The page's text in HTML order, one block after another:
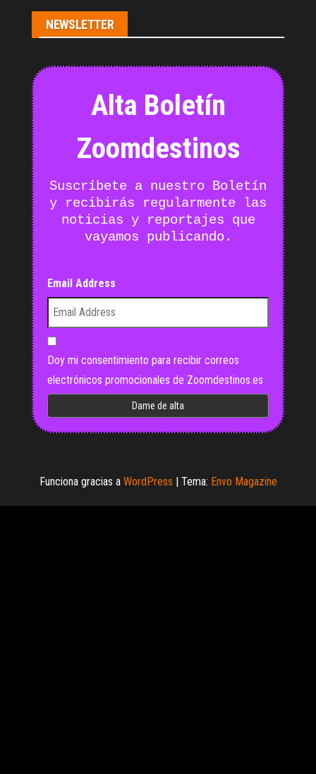
NEWSLETTER
Alta Boletín
Zoomdestinos
Suscríbete a nuestro Boletín
y recibirás regularmente las
noticias y reportajes que
vayamos publicando.
Email Address
Doy mi consentimiento para recibir correos
electrónicos promocionales de Zoomdestinos.es
Funciona gracias a WordPress | Tema: Envo Magazine